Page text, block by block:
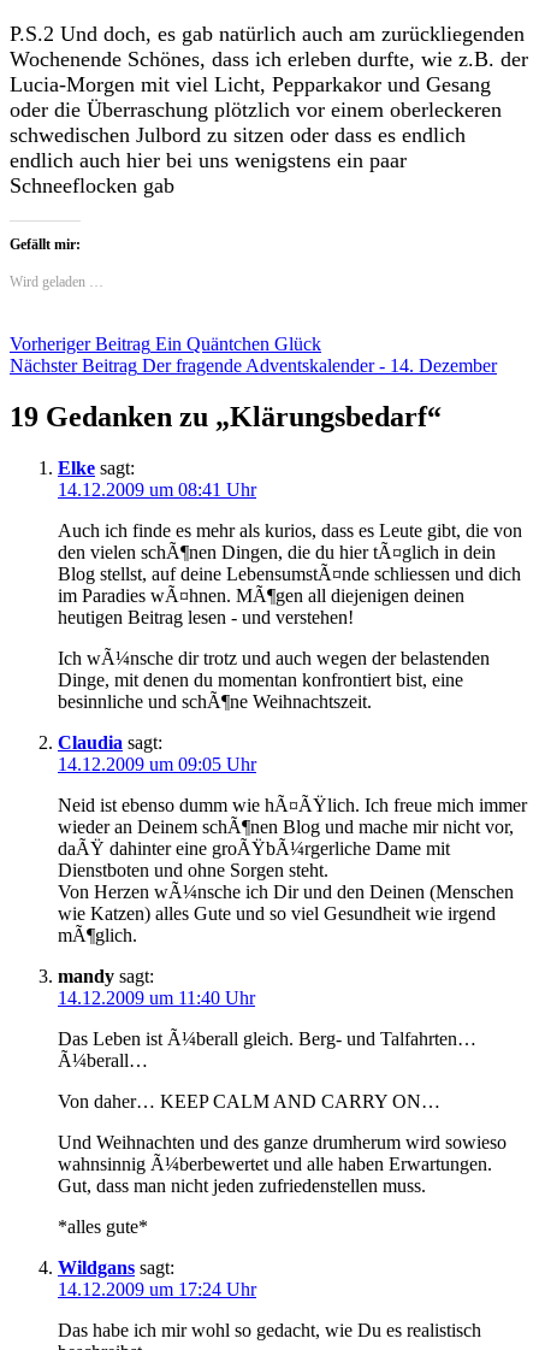
P.S.2 Und doch, es gab natürlich auch am zurückliegenden
Wochenende Schönes, dass ich erleben durfte, wie z.B. der
Lucia-Morgen mit viel Licht, Pepparkakor und Gesang
oder die Überraschung plötzlich vor einem oberleckeren
schwedischen Julbord zu sitzen oder dass es endlich
endlich auch hier bei uns wenigstens ein paar
Schneeflocken gab
Gefällt mir:
Wird geladen …
Beitragsnavigation
Vorheriger Beitrag Ein Quäntchen Glück
Nächster Beitrag Der fragende Adventskalender - 14. Dezember
19 Gedanken zu „Klärungsbedarf“
Elke sagt:
14.12.2009 um 08:41 Uhr
Auch ich finde es mehr als kurios, dass es Leute gibt, die von
den vielen schÃ¶nen Dingen, die du hier tÃ¤glich in dein
Blog stellst, auf deine LebensumstÃ¤nde schliessen und dich
im Paradies wÃ¤hnen. MÃ¶gen all diejenigen deinen
heutigen Beitrag lesen - und verstehen!
Ich wÃ¼nsche dir trotz und auch wegen der belastenden
Dinge, mit denen du momentan konfrontiert bist, eine
besinnliche und schÃ¶ne Weihnachtszeit.
Claudia sagt:
14.12.2009 um 09:05 Uhr
Neid ist ebenso dumm wie hÃ¤ÃŸlich. Ich freue mich immer
wieder an Deinem schÃ¶nen Blog und mache mir nicht vor,
daÃŸ dahinter eine groÃŸbÃ¼rgerliche Dame mit
Dienstboten und ohne Sorgen steht.
Von Herzen wÃ¼nsche ich Dir und den Deinen (Menschen
wie Katzen) alles Gute und so viel Gesundheit wie irgend
mÃ¶glich.
mandy sagt:
14.12.2009 um 11:40 Uhr
Das Leben ist Ã¼berall gleich. Berg- und Talfahrten…
Ã¼berall…
Von daher… KEEP CALM AND CARRY ON…
Und Weihnachten und des ganze drumherum wird sowieso
wahnsinnig Ã¼berbewertet und alle haben Erwartungen.
Gut, dass man nicht jeden zufriedenstellen muss.
*alles gute*
Wildgans sagt:
14.12.2009 um 17:24 Uhr
Das habe ich mir wohl so gedacht, wie Du es realistisch